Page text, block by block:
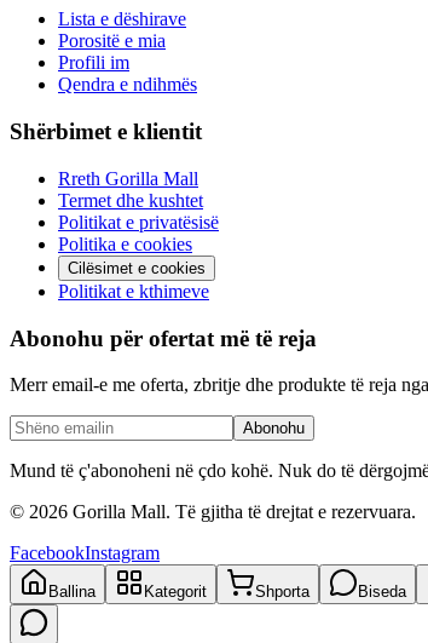
Lista e dëshirave
Porositë e mia
Profili im
Qendra e ndihmës
Shërbimet e klientit
Rreth Gorilla Mall
Termet dhe kushtet
Politikat e privatësisë
Politika e cookies
Cilësimet e cookies
Politikat e kthimeve
Abonohu për ofertat më të reja
Merr email-e me oferta, zbritje dhe produkte të reja
Abonohu
Mund të ç'abonoheni në çdo kohë. Nuk do të
© 2026 Gorilla Mall. Të gjitha të drejtat e rezervuara.
FacebookInstagram
Ballina Kategorit Shporta Biseda